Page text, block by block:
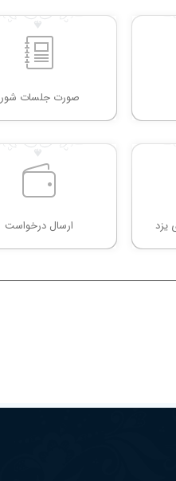
صورت جلسات
یزد ارسال درخواست